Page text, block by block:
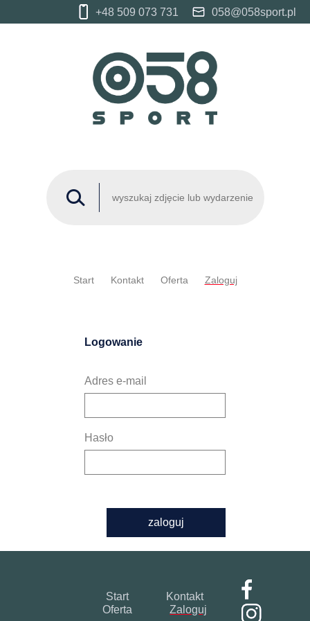
+48 509 073 731 058@058sport.pl
Start Kontakt Oferta Zaloguj
Logowanie
Adres e-mail
Hasło
zaloguj
Start
Kontakt
Oferta
Zaloguj